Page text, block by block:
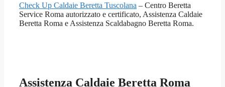
Check Up Caldaie Beretta Tuscolana – Centro Beretta
Service Roma autorizzato e certificato, Assistenza Caldaie
Beretta Roma e Assistenza Scaldabagno Beretta Roma.
Assistenza Caldaie Beretta Roma